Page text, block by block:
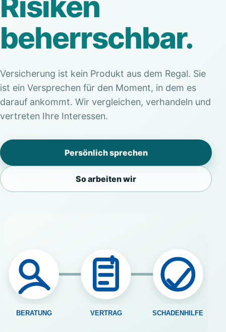
beherrschbar.
Versicherung ist kein Produkt aus dem Regal. Sie
ist ein Versprechen für den Moment, in dem es
darauf ankommt. Wir vergleichen, verhandeln und
vertreten Ihre Interessen.
Persönlich sprechen
So arbeiten wir